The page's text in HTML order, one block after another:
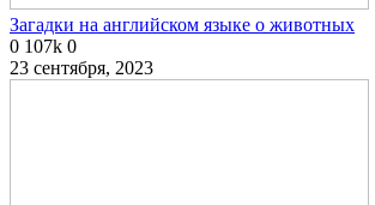
Загадки на английском языке о животных
0 107k 0
23 сентября, 2023